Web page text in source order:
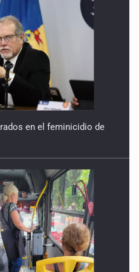
en el feminicidio de